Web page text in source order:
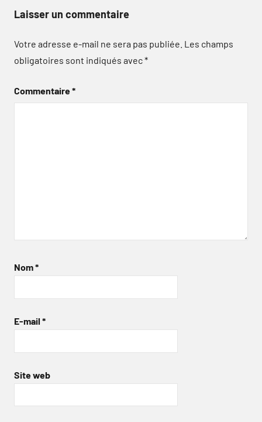
Laisser un commentaire
Votre adresse e-mail ne sera pas publiée. Les champs
obligatoires sont indiqués avec*
Commentaire*
Nom*
E-mail *
Site web